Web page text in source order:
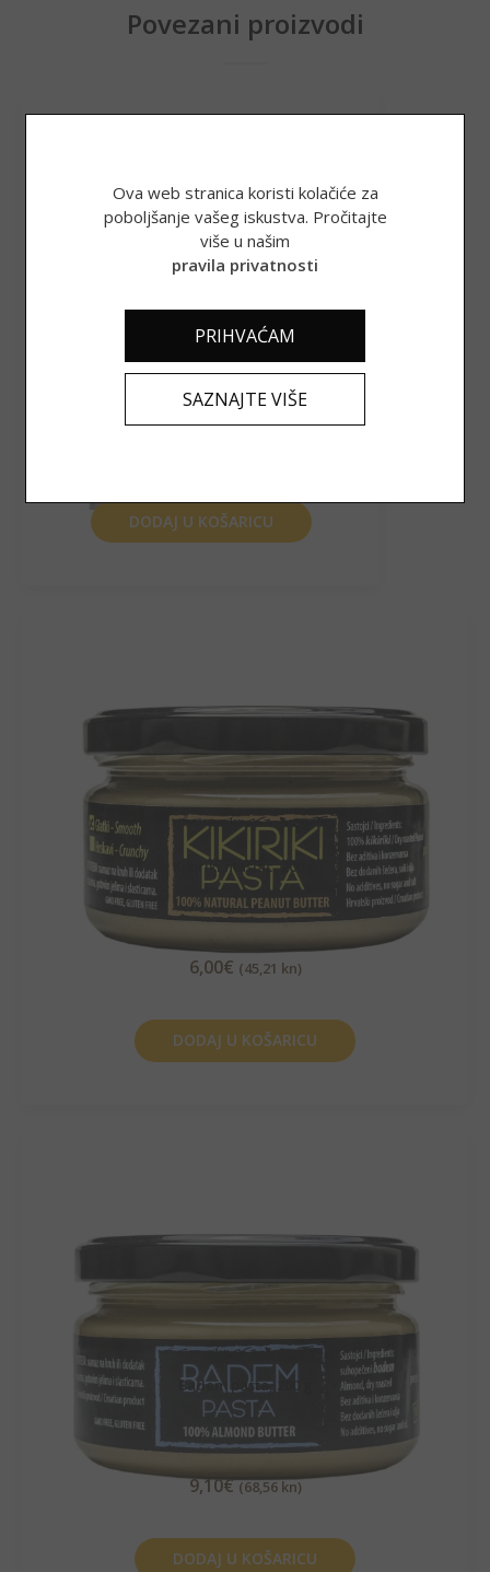
Povezani proizvodi
Extra djevičansko maslinovo ulje San Antonio, 1 l
DODAJ U KOŠARICU
Kikiriki maslac, 200 g
6,00€ (45,21 kn)
DODAJ U KOŠARICU
Badem pasta, 200 g
9,10€ (68,56 kn)
DODAJ U KOŠARICU
Ova web stranica koristi kolačiće za
poboljšanje vašeg iskustva. Pročitajte
više u našim
pravila privatnosti
PRIHVAĆAM
SAZNAJTE VIŠE